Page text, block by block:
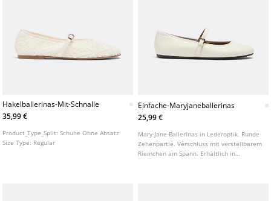
Hakelballerinas-Mit-Schnalle
35,99 €
Product_Type_Split:Schuhe Ohne Absatz
Size Type: Regular
Einfache-Maryjaneballerinas
25,99 €
Mary-Jane-Ballerinas in Lederoptik. Runde
Zehenpartie. Verschluss mit verstellbarem
Riemchen am Spann. Erhältlich in